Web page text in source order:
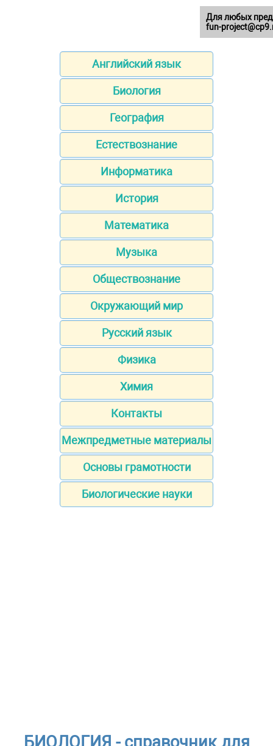
Английский язык
Биология
География
Естествознание
Информатика
История
Математика
Музыка
Обществознание
Окружающий мир
Русский язык
Физика
Химия
Контакты
Межпредметные материалы
Основы грамотности
Биологические науки
Для любых
fun-